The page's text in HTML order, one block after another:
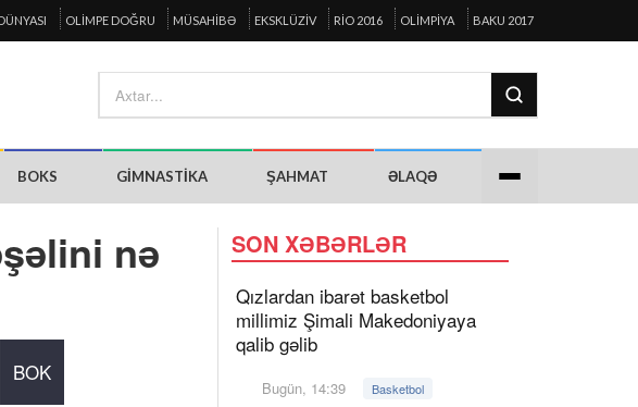
OLIMPE DOĞRU MÜSAHIBƏ EKSKLÜZIV RIO 2016 OLIMPIYA BAKU 2017
BOKS GIMNASTIKA ŞAHMAT ƏLAQƏ
nə
BOK
SON XƏBƏRLƏR
Qızlardan ibarət basketbol
millimiz Şimali Makedoniyaya
qalib gəlib
Bugün, 14:39 Basketbol